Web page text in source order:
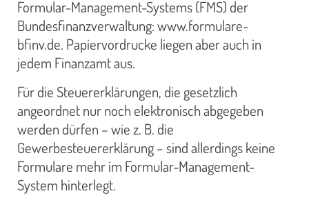
Formular-Management-Systems (FMS) der
Bundesfinanzverwaltung: www.formulare-
bfinv.de. Papiervordrucke liegen aber auch in
jedem Finanzamt aus.
Für die Steuererklärungen, die gesetzlich
angeordnet nur noch elektronisch abgegeben
werden dürfen – wie z. B. die
Gewerbesteuererklärung – sind allerdings keine
Formulare mehr im Formular-Management-
System hinterlegt.